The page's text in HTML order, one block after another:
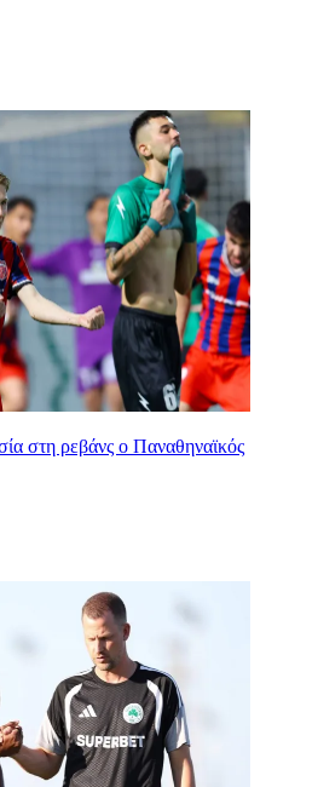
στη ρεβάνς ο Παναθηναϊκός